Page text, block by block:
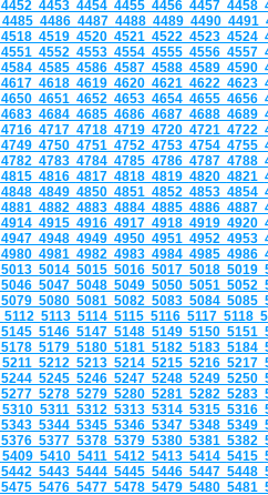
4452 4453 4454 4455 4456 4457 4458
4485 4486 4487 4488 4489 4490 4491
4518 4519 4520 4521 4522 4523 4524
4551 4552 4553 4554 4555 4556 4557
4584 4585 4586 4587 4588 4589 4590
4617 4618 4619 4620 4621 4622 4623
4650 4651 4652 4653 4654 4655 4656
4683 4684 4685 4686 4687 4688 4689
4716 4717 4718 4719 4720 4721 4722
4749 4750 4751 4752 4753 4754 4755
4782 4783 4784 4785 4786 4787 4788
4815 4816 4817 4818 4819 4820 4821
4848 4849 4850 4851 4852 4853 4854
4881 4882 4883 4884 4885 4886 4887
4914 4915 4916 4917 4918 4919 4920
4947 4948 4949 4950 4951 4952 4953
4980 4981 4982 4983 4984 4985 4986
5013 5014 5015 5016 5017 5018 5019
5046 5047 5048 5049 5050 5051 5052
5079 5080 5081 5082 5083 5084 5085
5112 5113 5114 5115 5116 5117 5118
5145 5146 5147 5148 5149 5150 5151
5178 5179 5180 5181 5182 5183 5184
5211 5212 5213 5214 5215 5216 5217
5244 5245 5246 5247 5248 5249 5250
5277 5278 5279 5280 5281 5282 5283
5310 5311 5312 5313 5314 5315 5316
5343 5344 5345 5346 5347 5348 5349
5376 5377 5378 5379 5380 5381 5382
5409 5410 5411 5412 5413 5414 5415
5442 5443 5444 5445 5446 5447 5448
5475 5476 5477 5478 5479 5480 5481